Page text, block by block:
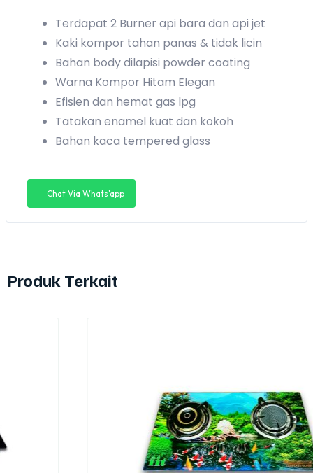
Terdapat 2 Burner api bara dan api jet
Kaki kompor tahan panas & tidak licin
Bahan body dilapisi powder coating
Warna Kompor Hitam Elegan
Efisien dan hemat gas lpg
Tatakan enamel kuat dan kokoh
Bahan kaca tempered glass
Chat Via Whats'app
Produk Terkait